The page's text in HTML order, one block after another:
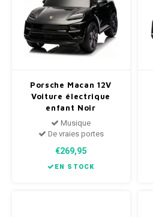
Porsche Macan 12V
Voiture électrique
enfant Noir
Musique
De vraies portes
€269,95
EN STOCK